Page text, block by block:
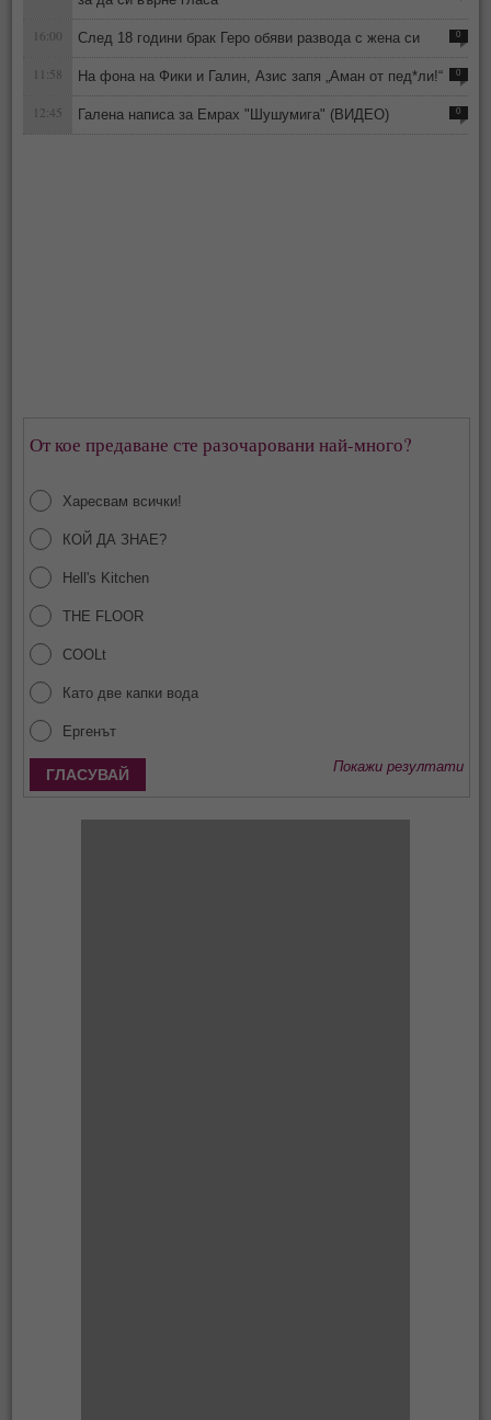
16:00 След 18 години брак Геро обяви развода с жена си 0
11:58 На фона на Фики и Галин, Азис запя „Аман от пед*ли!“ 0
12:45 Галена написа за Емрах "Шушумига" (ВИДЕО) 0
От кое предаване сте разочаровани най-много?
Харесвам всички!
КОЙ ДА ЗНАЕ?
Hell's Kitchen
THE FLOOR
COOLt
Като две капки вода
Ергенът
Покажи резултати